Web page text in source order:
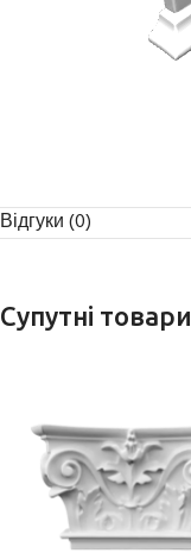
Відгуки (0)
Супутні товари